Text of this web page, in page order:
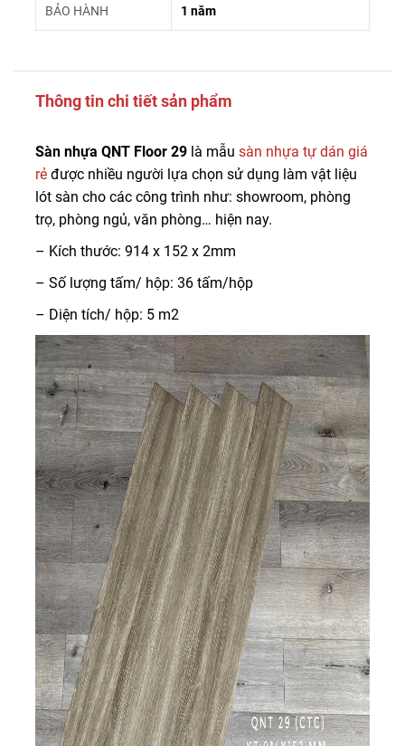
BẢO HÀNH 1 năm
Thông tin chi tiết sản phẩm
Sàn nhựa QNT Floor 29 là mẫu sàn nhựa tự dán giá
rẻ được nhiều người lựa chọn sử dụng làm vật liệu
lót sàn cho các công trình như: showroom, phòng
trọ, phòng ngủ, văn phòng… hiện nay.
– Kích thước: 914 x 152 x 2mm
– Số lượng tấm/ hộp: 36 tấm/hộp
– Diện tích/ hộp: 5 m2